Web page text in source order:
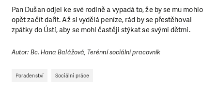
Pan Dušan odjel ke své rodině a vypadá to, že by se mu mohlo
opět začít dařit. Až si vydělá peníze, rád by se přestěhoval
zpátky do Ústí, aby se mohl častěji stýkat se svými dětmi.
Autor: Bc. Hana Balážová, Terénní sociální pracovník
Poradenství Sociální práce